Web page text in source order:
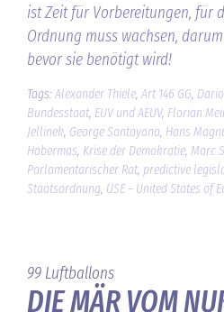
ist Zeit für Vorbereitungen, für
Ordnung muss wachsen,
bevor sie benötigt wird!
Tags:Alexander Thiele, Art 146 GG,
Bundesstaat, EUV und AEUV, Florian
Jellinek, George Santayana, Hans
Habermas, Krise der Demokratie, Marc
Parlamentarischer Rat, predictive
Staatsordnung, USE – United States of
99 Luftballons
DIE MÄR VOM